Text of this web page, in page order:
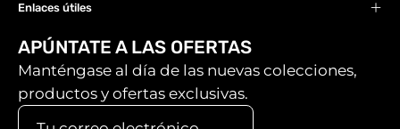
Enlaces útiles
APÚNTATE A LAS OFERTAS
Manténgase al día de las nuevas colecciones,
productos y ofertas exclusivas.